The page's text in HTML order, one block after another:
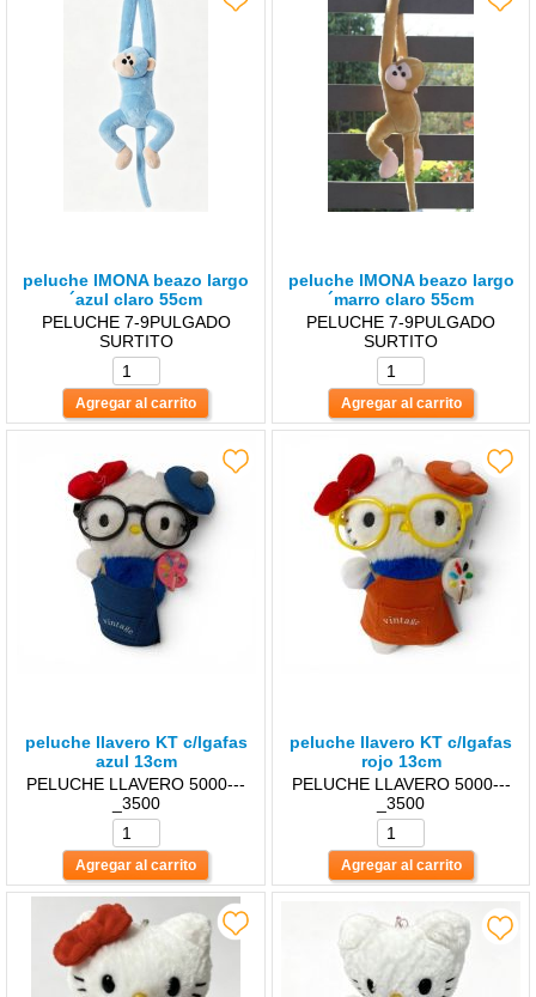
peluche lMONA beazo largo
´azul claro 55cm
PELUCHE 7-9PULGADO
SURTITO
peluche lMONA beazo largo
´marro claro 55cm
PELUCHE 7-9PULGADO
SURTITO
peluche llavero KT c/lgafas
azul 13cm
PELUCHE LLAVERO 5000---
_3500
peluche llavero KT c/lgafas
rojo 13cm
PELUCHE LLAVERO 5000---
_3500